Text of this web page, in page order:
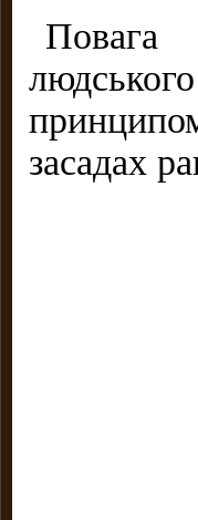
Повага
засадах